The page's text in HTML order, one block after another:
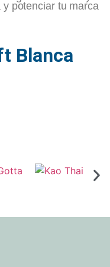
potenciar tu marca
Blanca